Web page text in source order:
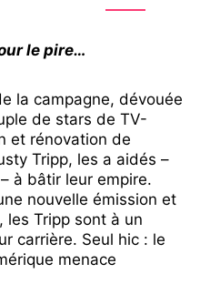
le pire…
la campagne, dévouée
de stars de TV-
et rénovation de
Tripp, les a aidés –
à bâtir leur empire.
nouvelle émission et
les Tripp sont à un
carrière. Seul hic : le
menace